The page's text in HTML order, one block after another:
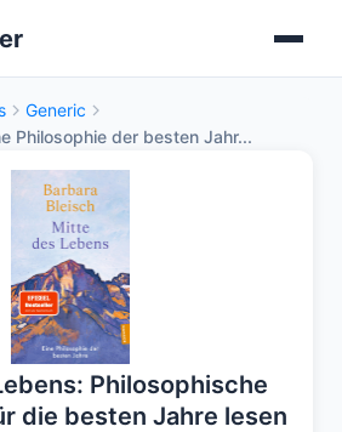
Generic
Philosophie der besten Jahr...
Philosophische
die besten Jahre lesen